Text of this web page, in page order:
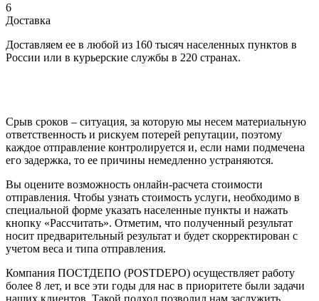
6
Доставка
Доставляем ее в любой из 160 тысяч населенных пунктов в
России или в курьерские службы в 220 странах.
Срыв сроков – ситуация, за которую мы несем материальную
ответственность и рискуем потерей репутации, поэтому
каждое отправление контролируется и, если нами подмечена
его задержка, то ее причины немедленно устраняются.
Вы оцените возможность онлайн-расчета стоимости
отправления. Чтобы узнать стоимость услуги, необходимо в
специальной форме указать населенные пункты и нажать
кнопку «Рассчитать». Отметим, что полученный результат
носит предварительный результат и будет скорректирован с
учетом веса и типа отправления.
Компания ПОСТДЕПО (POSTDEPO) осуществляет работу
более 8 лет, и все эти годы для нас в приоритете были задачи
наших клиентов. Такой подход позволил нам заслужить